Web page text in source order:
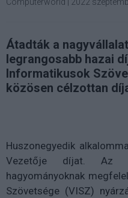
Átadták a
legrangosabb hazai
Informatikusok
közösen célzottan
Huszonegyedik
Vezetője díjat. Az
hagyományoknak
Szövetsége (VISZ)